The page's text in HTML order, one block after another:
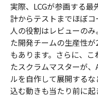
実際、LCGが参画する
計からテストまでほぼコ
人の役割はレビューの
た開発チームの生産性
もあります。さらに、
たスクラムマスターが
ルを自作して展開する
込む動きも当たり前に起